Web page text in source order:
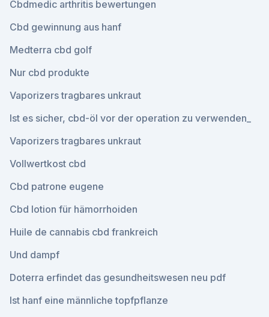
Cbdmedic arthritis bewertungen
Cbd gewinnung aus hanf
Medterra cbd golf
Nur cbd produkte
Vaporizers tragbares unkraut
Ist es sicher, cbd-öl vor der operation zu verwenden_
Vaporizers tragbares unkraut
Vollwertkost cbd
Cbd patrone eugene
Cbd lotion für hämorrhoiden
Huile de cannabis cbd frankreich
Und dampf
Doterra erfindet das gesundheitswesen neu pdf
Ist hanf eine männliche topfpflanze